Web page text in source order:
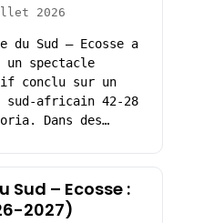
2026
du Sud – Ecosse a
spectacle
conclu sur un
sud-africain 42-28
Dans des…
Sud – Ecosse :
2027)